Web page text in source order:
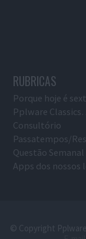
RUBRICAS
Porque hoje é
Pplware
Consultório
Passatempos/
Questão Semanal
Apps dos nossos
© Copyright